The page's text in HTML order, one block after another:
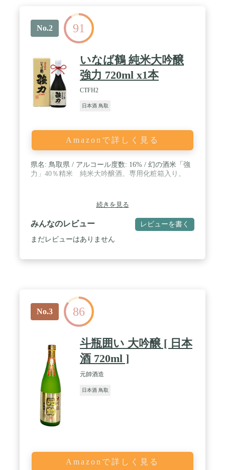
No.2 91
いなば鶴 純米大吟醸
強力 720ml x1本
CTFH2
日本酒 鳥取
Amazonで詳しく見る
県名: 鳥取県 / アルコール度数: 16% / 幻の酒米「強
力」40％精米 純米大吟醸酒。専用化粧箱入り。
続きを見る
みんなのレビュー レビューを書く
まだレビューはありません
No.3 86
斗瓶囲い 大吟醸 [ 日本
酒 720ml ]
元帥酒造
日本酒 鳥取
Amazonで詳しく見る